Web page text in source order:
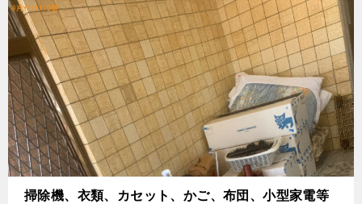
掃除機、衣類、カセット、かご、布団、小型家電等